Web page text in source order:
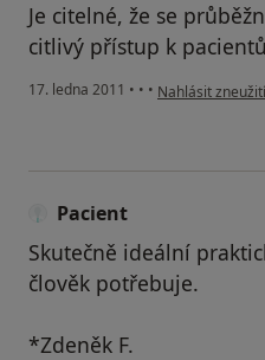
Je citelné, že se
citlivý přístup k
17. ledna 2011 • • • podle názoru
Nahlásit zneužití
Pacient
Skutečně ideální
člověk potřebuje.
*Zdeněk F.